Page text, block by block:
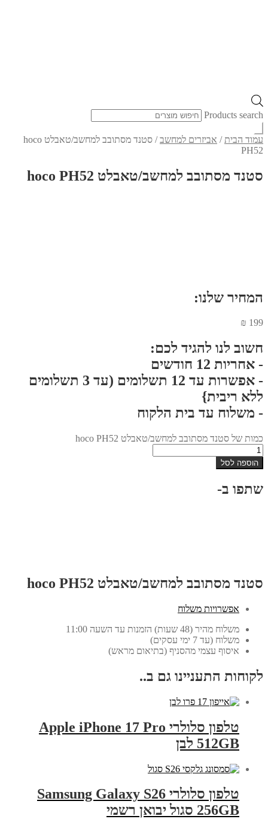
Products search
עמוד הבית / אביזרים למחשב/
סטנד מסתובב למחשב/טאבלט hoco
PH52
סטנד מסתובב למחשב/טאבלט hoco PH52
המחיר שלנו:
₪ 199
חשוב לנו להגיד לכם:
- אחריות 12 חודשים
- אפשרות עד 12 תשלומים (עד 3 תשלומים
ללא ריבית}
- משלוח עד בית הלקוח
כמות של סטנד מסתובב למחשב/טאבלט hoco PH52
הוספה לסל
שתפו ב-
סטנד מסתובב למחשב/טאבלט hoco PH52
אפשרויות משלוח
משלוח מהיר (48 שעות) הזמנות עד השעה 11:00
משלוח (עד 7 ימי עסקים)
איסוף עצמי מהסניף (בתיאום מראש)
לקוחות התעניינו גם ב..
טלפון סלולרי Apple iPhone 17 Pro
512GB לבן
טלפון סלולרי Samsung Galaxy S26
256GB סגול יבואן רשמי